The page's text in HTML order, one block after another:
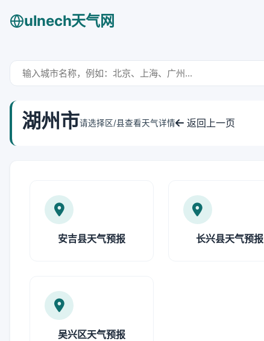
ulnech天气网
湖州市请选择区/县查看天气详情 返回上一页
安吉县天气预报 长兴县天气预报
吴兴区天气预报